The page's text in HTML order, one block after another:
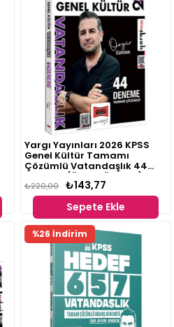
Yargı Yayınları 2026 KPSS
Genel Kültür Tamamı
Çözümlü Vatandaşlık 44
Deneme (Özgür Özkınık)
₺143,77
₺220,00
Sepete Ekle
%26 İndirim